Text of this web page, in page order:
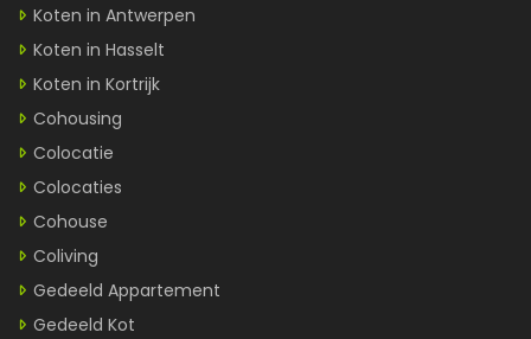
Koten in Antwerpen
Koten in Hasselt
Koten in Kortrijk
Cohousing
Colocatie
Colocaties
Cohouse
Coliving
Gedeeld Appartement
Gedeeld Kot